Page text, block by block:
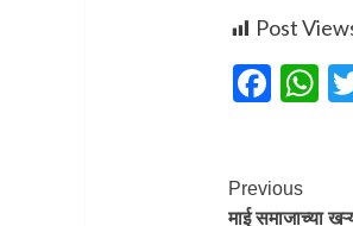
Post
Post
Previous
माई समाजाच्या